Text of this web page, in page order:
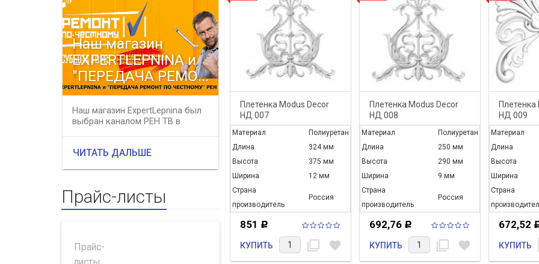
Наш магазин
EXPERTLEPNINA и
"ПЕРЕДАЧА РЕМО...
Наш магазин ExpertLepnina был
выбран каналом РЕН ТВ в
ЧИТАТЬ ДАЛЬШЕ
Весенняя
распродажа 8 % на
все товары
В период с 1 марта 2017 года по
31 мая 2017 в нашем интернет
магазине действует весення...
ЧИТАТЬ ДАЛЬШЕ
С Днем Великой
Победы, дорогие
друзья!
С Днем Великой Победы,
дорогие друзья!
ЧИТАТЬ ДАЛЬШЕ
Прайс-листы
Прайс-
Плетенка Modus Decor
НД 007
Материал
Полиуретан
Длина
324 мм
Высота
375 мм
Ширина
12 мм
Страна
производитель
Россия
851 Р
КУПИТЬ filter_none favorite
Плетенка Modus Decor
НД 008
Материал
Полиуретан
Длина
250 мм
Высота
290 мм
Ширина
9 мм
Страна
производитель
Россия
692,76 Р
КУПИТЬ filter_none favorite
Плетенка
НД 009
Материал
Длина
Высота
Ширина
Страна
672,52
КУПИТЬ